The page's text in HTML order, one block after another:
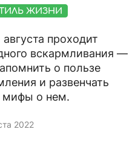
ЖИЗНИ
проходит
вскармливания —
о пользе
и развенчать
мифы о нем.
2022